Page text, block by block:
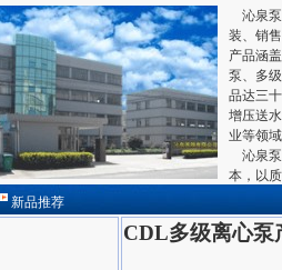
沁泉泵
装、销
产品涵
泵、多
品达三
增压送
业等领
沁泉泵
本，以
新品推荐
CDL多级离心泵